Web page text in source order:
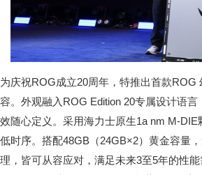
为庆祝ROG成立20周年，特推出首款
容。外观融入ROG Edition 20专属设计语
效随心定义。采用海力士原生1a nm M-
低时序。搭配48GB（24GB×2）黄金容量
理，皆可从容应对，满足未来3至5年的性